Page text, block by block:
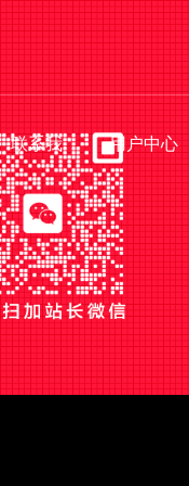
联系我 用户中心